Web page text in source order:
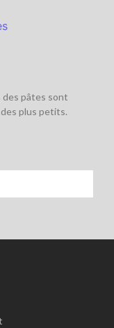
pâtes sont
plus petits.